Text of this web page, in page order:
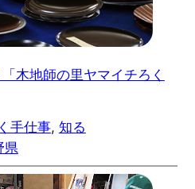
木地師の里ヤマイチろく
手仕事, 知る
県